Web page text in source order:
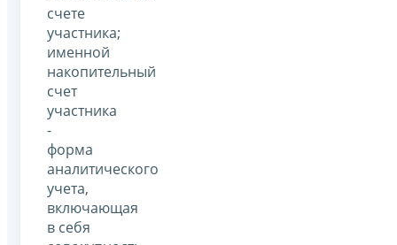
счете
участника;
именной
накопительный
счет
участника
-
форма
аналитического
учета,
включающая
в себя